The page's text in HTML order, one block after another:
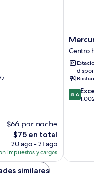
$66 por noche
El
precio
actual
es
de
$75 en total
20 ago - 21 ago
impuestos y cargos
Mercure
Hotel
Köln
City
Centro
histórico
de
Centro
8.6
de
8.6
similares